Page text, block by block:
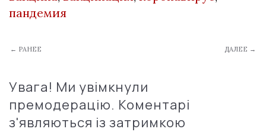
пандемия
← РАНЕЕ ДАЛЕЕ →
Увага! Ми увімкнули
премодерацію. Коментарі
з'являються із затримкою